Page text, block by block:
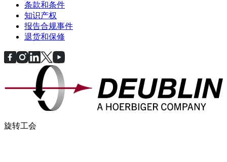
条款和条件
知识产权
报告合规事件
退货和保修
旋转工会